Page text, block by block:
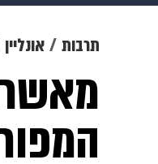
תרבות אונליין